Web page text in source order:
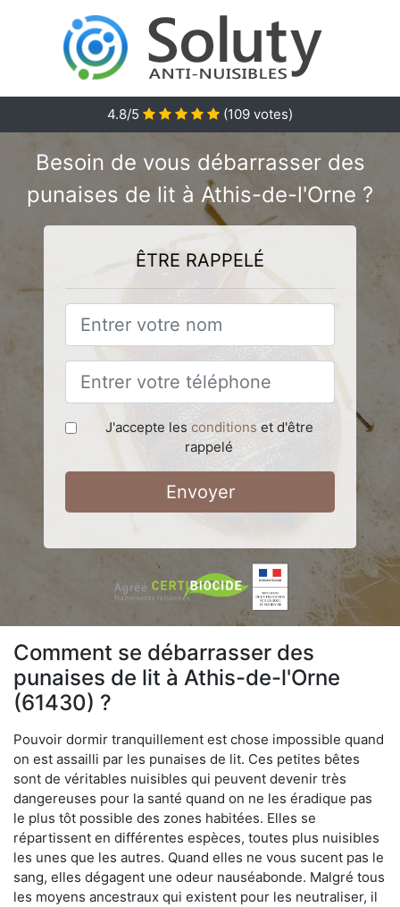
4.8/5 (109 votes)
Besoin de vous débarrasser des
punaises de lit à Athis-de-l'Orne ?
ÊTRE RAPPELÉ
J'accepte les conditions et d'être
rappelé
Envoyer
Comment se débarrasser des
punaises de lit à Athis-de-l'Orne
(61430) ?
Pouvoir dormir tranquillement est chose impossible quand
on est assailli par les punaises de lit. Ces petites bêtes
sont de véritables nuisibles qui peuvent devenir très
dangereuses pour la santé quand on ne les éradique pas
le plus tôt possible des zones habitées. Elles se
répartissent en différentes espèces, toutes plus nuisibles
les unes que les autres. Quand elles ne vous sucent pas le
sang, elles dégagent une odeur nauséabonde. Malgré tous
les moyens ancestraux qui existent pour les neutraliser, il